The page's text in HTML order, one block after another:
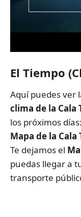
El Tiempo
Aquí puedes ver
clima de la Cala
los próximos días:
Mapa de la Cala
Te dejamos el
puedas llegar a
transporte